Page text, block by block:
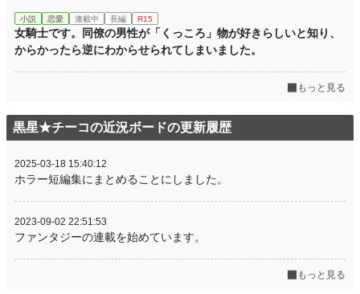
小説 恋愛 連載中 長編 R15
女騎士です。同僚の男性が「くっころ」物が好きらしいと知り、
からかったら逆にわからせられてしまいました。
もっと見る
黒星★チーコの近況ボードの更新履歴
2025-03-18 15:40:12
ホラー短編集にまとめることにしました。
2023-09-02 22:51:53
ファンタジーの連載を始めています。
もっと見る